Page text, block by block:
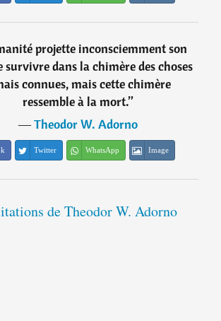
projette inconsciemment son
survivre dans la chimère des choses
connues, mais cette chimère
ressemble à la mort.”
―Theodor W. Adorno
Twitter WhatsApp Image
de Theodor W. Adorno